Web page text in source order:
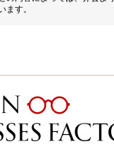
ます。